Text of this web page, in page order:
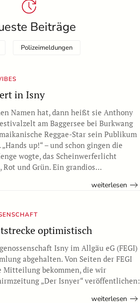
Beiträge
Polizeimeldungen
in Isny
Namen hat, dann heißt sie Anthony
am Baggersee bei Burkwang
Reggae-Star sein Publikum
up!“ – und schon gingen die
wogte, das Scheinwerferlicht
Rot und Grün. Ein grandios…
weiterlesen
optimistisch
Isny im Allgäu eG (FEGI)
abgehalten. Von Seiten der FEGI
Mitteilung bekommen, die wir
„Der Isnyer“ veröffentlichen:
weiterlesen